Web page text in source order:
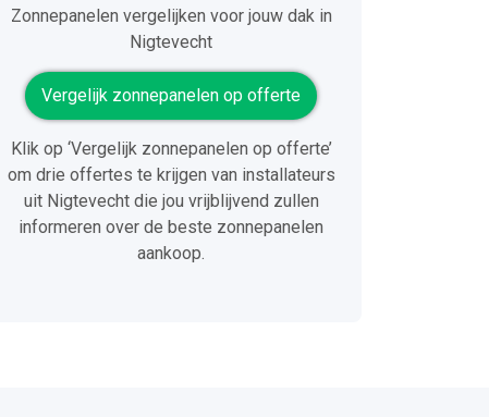
Zonnepanelen vergelijken voor jouw dak in
Nigtevecht
Vergelijk zonnepanelen op offerte
Klik op ‘Vergelijk zonnepanelen op offerte’
om drie offertes te krijgen van installateurs
uit Nigtevecht die jou vrijblijvend zullen
informeren over de beste zonnepanelen
aankoop.